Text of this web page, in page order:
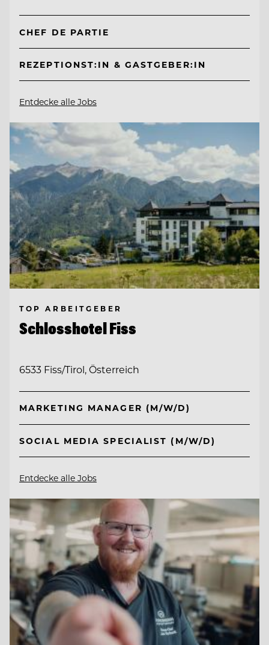
CHEF DE PARTIE
REZEPTIONST:IN & GASTGEBER:IN
Entdecke alle Jobs
TOP ARBEITGEBER
Schlosshotel Fiss
6533 Fiss/Tirol, Österreich
MARKETING MANAGER (M/W/D)
SOCIAL MEDIA SPECIALIST (M/W/D)
Entdecke alle Jobs